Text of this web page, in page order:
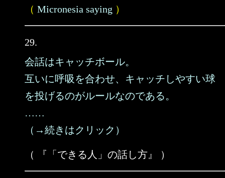
（ Micronesia saying ）
29.
会話はキャッチボール。
互いに呼吸を合わせ、キャッチしやすい球
を投げるのがルールなのである。
……
（→続きはクリック）
（ 『「できる人」の話し方』 ）